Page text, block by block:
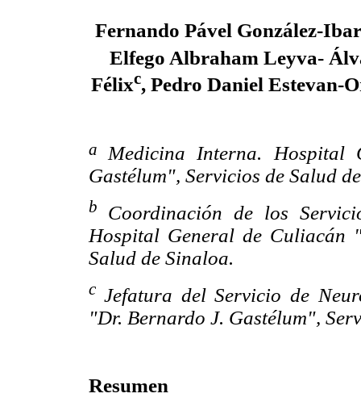
Fernando Pável González-
Elfego Albraham Leyva-
Félixc, Pedro Daniel Estevan-
a Medicina Interna. Hospital
Gastélum", Servicios de Salud
b Coordinación de los
Hospital General de Culiacán
Salud de Sinaloa.
c Jefatura del Servicio de
"Dr. Bernardo J. Gastélum",
Resumen